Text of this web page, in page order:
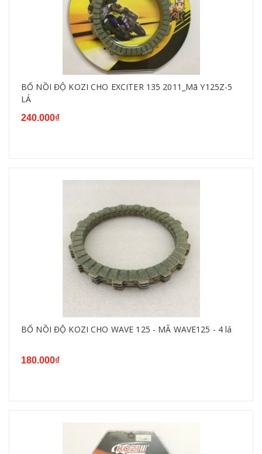
BỐ NỒI ĐỘ KOZI CHO EXCITER 135 2011_Mã Y125Z-5
LÁ
240.000₫
BỐ NỒI ĐỘ KOZI CHO WAVE 125 - MÃ WAVE125 - 4 lá
180.000₫